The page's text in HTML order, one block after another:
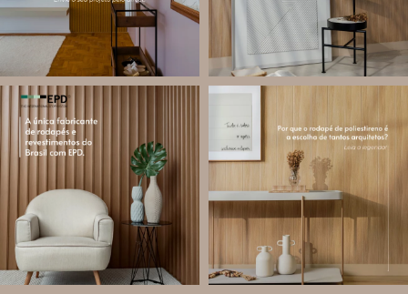
13 0
87 8
Você sabe o que é EPD?
A Declaração Ambiental de Produto
(Environmental Product Declaration) é
um documento internacional que
Jul 21
35 1
Os rodapés de poliestireno
conquistaram espaço na arquitetura
porque unem estética, praticidade e
desempenho em um único produto.
Diferente